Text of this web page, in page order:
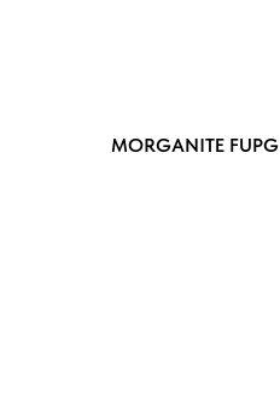
MORGANITE FUPG